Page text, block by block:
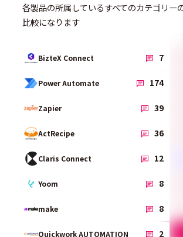
各製品の所属しているすべてのカテゴリー
比較になります
BizteX Connect
7
Power Automate 174
Zapier 39
ActRecipe 36
Claris Connect 12
Yoom 8
make 8
Quickwork AUTOMATION 2